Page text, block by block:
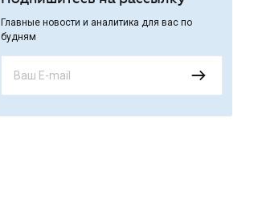
Главные новости и аналитика для вас по
будням